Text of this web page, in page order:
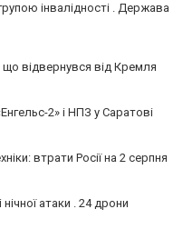
інвалідності . Держава
відвернувся від Кремля
2» і НПЗ у Саратові
втрати Росії на 2 серпня
атаки . 24 дрони